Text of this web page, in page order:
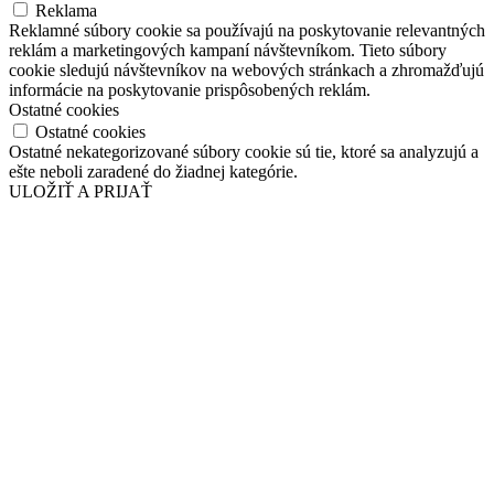
Reklama
Reklamné súbory cookie sa používajú na poskytovanie relevantných
reklám a marketingových kampaní návštevníkom. Tieto súbory
cookie sledujú návštevníkov na webových stránkach a zhromažďujú
informácie na poskytovanie prispôsobených reklám.
Ostatné cookies
Ostatné cookies
Ostatné nekategorizované súbory cookie sú tie, ktoré sa analyzujú a
ešte neboli zaradené do žiadnej kategórie.
ULOŽIŤ A PRIJAŤ